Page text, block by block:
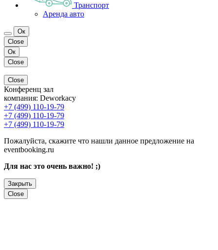
Транспорт
Аренда авто
Ок
Close
Ок
Close
Close
Конференц зал
компания: Deworkacy
+7 (499) 110-19-79
+7 (499) 110-19-79
+7 (499) 110-19-79
Пожалуйста, скажите что нашли данное предложение на
eventbooking.ru
Для нас это очень важно! ;)
Закрыть
Close